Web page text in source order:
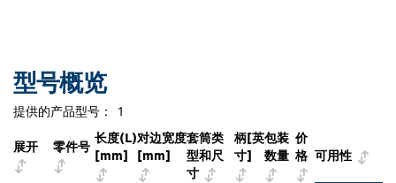
型号概览
提供的产品型号： 1
展开 零件号
长度(L)
[mm]
对边宽度
[mm]
套筒类
型和尺
寸
柄[英
寸]
包装
数量
价
格 可用性